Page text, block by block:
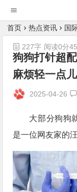
首页 热点资讯 国
狗狗打针超
麻烦轻一点儿
2025-04-26
227字 阅读0分
大部分狗狗
是一位网友家的